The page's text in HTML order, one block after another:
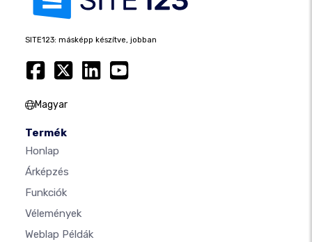
SITE123: másképp készítve, jobban
Magyar
Termék
Honlap
Árképzés
Funkciók
Vélemények
Weblap Példák